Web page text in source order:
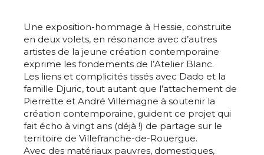
Une exposition-hommage à Hessie, construite
en deux volets, en résonance avec d’autres
artistes de la jeune création contemporaine
exprime les fondements de l’Atelier Blanc.
Les liens et complicités tissés avec Dado et la
famille Djuric, tout autant que l’attachement de
Pierrette et André Villemagne à soutenir la
création contemporaine, guident ce projet qui
fait écho à vingt ans (déjà !) de partage sur le
territoire de Villefranche-de-Rouergue.
Avec des matériaux pauvres, domestiques,